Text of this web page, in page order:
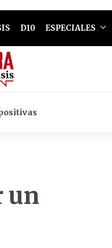
D10 ESPECIALES
un